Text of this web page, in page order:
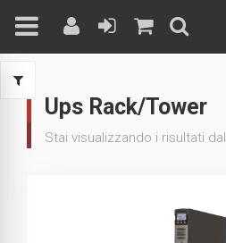
content
Ups Rack/Tower
Stai visualizzando i risultati dal